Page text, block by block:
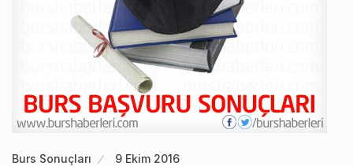
Burs Sonuçları 9 Ekim 2016